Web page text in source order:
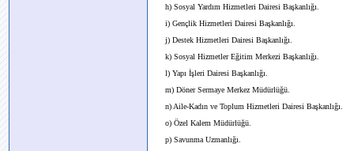
h) Sosyal Yardım Hizmetleri Dairesi Başkanlığı.
i) Gençlik Hizmetleri Dairesi Başkanlığı.
j) Destek Hizmetleri Dairesi Başkanlığı.
k) Sosyal Hizmetler Eğitim Merkezi Başkanlığı.
l) Yapı İşleri Dairesi Başkanlığı.
m) Döner Sermaye Merkez Müdürlüğü.
n) Aile-Kadın ve Toplum Hizmetleri Dairesi Başkanlığı.
o) Özel Kalem Müdürlüğü.
p) Savunma Uzmanlığı.